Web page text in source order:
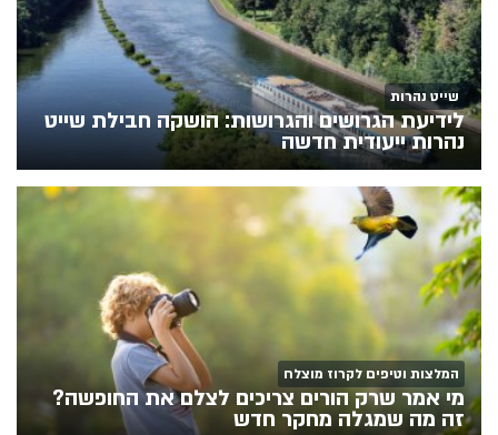
שייט נהרות
לידיעת הגרושים והגרושות: הושקה חבילת שייט
נהרות ייעודית חדשה
המלצות וטיפים לקרוז מוצלח
מי אמר שרק הורים צריכים לצלם את החופשה?
זה מה שמגלה מחקר חדש